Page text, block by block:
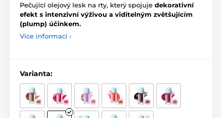
Pečující olejový lesk na rty, který spojuje dekorativní
efekt s intenzivní výživou a viditelným zvětšujícím
(plump) účinkem.
Více informací ›
Varianta: